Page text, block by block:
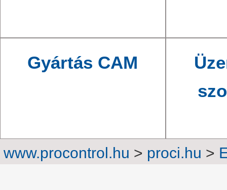
Gyártás CAM
www.procontrol.hu > proci.hu >